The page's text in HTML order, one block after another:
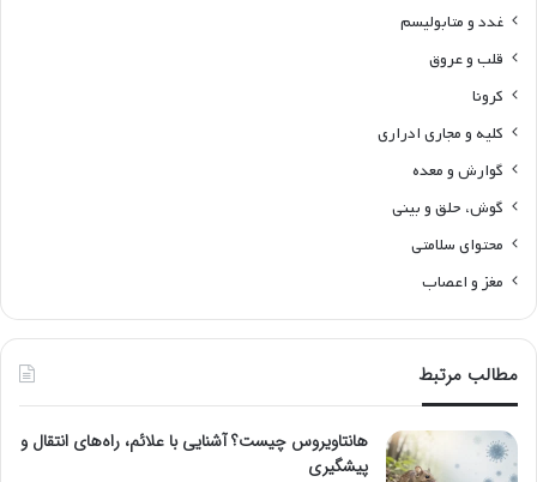
غدد و متابولیسم
قلب و عروق
کرونا
کلیه و مجاری ادراری
گوارش و معده
گوش، حلق و بینی
محتوای سلامتی
مغز و اعصاب
مطالب مرتبط
هانتاویروس چیست؟ آشنایی با علائم، راه‌های انتقال و
پیشگیری